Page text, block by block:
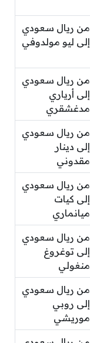
من ريال سعودي
إلى ليو مولدوفي
من ريال سعودي
إلى أرياري
مدغشقري
من ريال سعودي
إلى دينار
مقدوني
من ريال سعودي
إلى كيات
ميانماري
من ريال سعودي
إلى توغروغ
منغولي
من ريال سعودي
إلى روبي
موريشي